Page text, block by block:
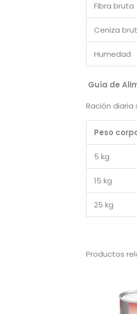
Fibra bruta
Ceniza
Humedad
Guía de
Ración
Peso
5 kg
15 kg
25 kg
Productos